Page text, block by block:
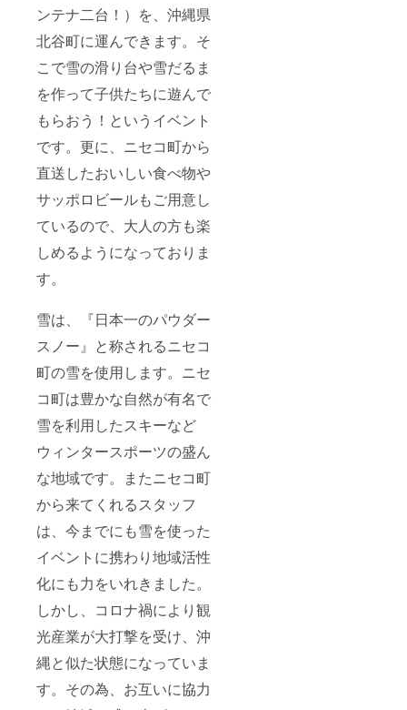
ンテナ二台！）を、沖縄県
北谷町に運んできます。そ
こで雪の滑り台や雪だるま
を作って子供たちに遊んで
もらおう！というイベント
です。更に、ニセコ町から
直送したおいしい食べ物や
サッポロビールもご用意し
ているので、大人の方も楽
しめるようになっておりま
す。
雪は、『日本一のパウダー
スノー』と称されるニセコ
町の雪を使用します。ニセ
コ町は豊かな自然が有名で
雪を利用したスキーなど
ウィンタースポーツの盛ん
な地域です。またニセコ町
から来てくれるスタッフ
は、今までにも雪を使った
イベントに携わり地域活性
化にも力をいれきました。
しかし、コロナ禍により観
光産業が大打撃を受け、沖
縄と似た状態になっていま
す。その為、お互いに協力